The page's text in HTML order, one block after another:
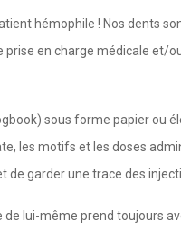
hémophile ! Nos dents
prise en charge médicale
sous forme papier ou
les motifs et les doses
garder une trace des
lui-même prend toujours